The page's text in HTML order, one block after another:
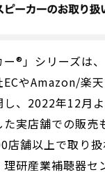
ー®」シリーズは
やAmazon/楽
、2022年12月
実店舗での販売
舗以上で取り扱
研産業補聴器セ